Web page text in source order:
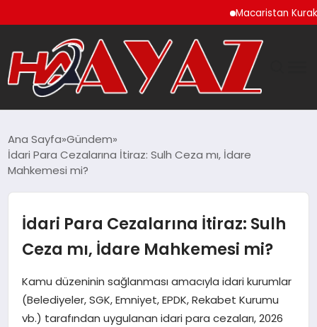
Macaristan Kuraklık
DÜNYA
MAGAZIN
SAĞLIK
Ana Sayfa Gündem
İdari Para Cezalarına İtiraz: Sulh Ceza mı, İdare
Mahkemesi mi?
İdari Para Cezalarına İtiraz: Sulh
Ceza mı, İdare Mahkemesi mi?
Kamu düzeninin sağlanması amacıyla idari kurumlar
(Belediyeler, SGK, Emniyet, EPDK, Rekabet Kurumu
vb.) tarafından uygulanan idari para cezaları, 2026